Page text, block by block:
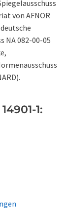
von AFNOR
NA 082-00-05
1: